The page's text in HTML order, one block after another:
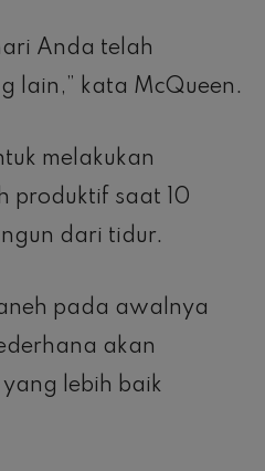
Anda telah
lain,” kata McQueen.
melakukan
produktif saat 10
dari tidur.
pada awalnya
akan
lebih baik